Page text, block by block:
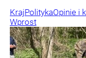
KrajPolitykaOpinie i
Wprost